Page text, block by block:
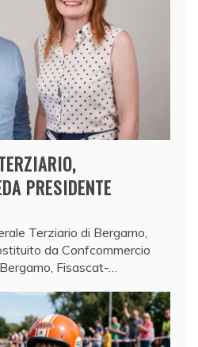
PRESIDENTE
Terziario di Bergamo,
da Confcommercio
Fisascat-…